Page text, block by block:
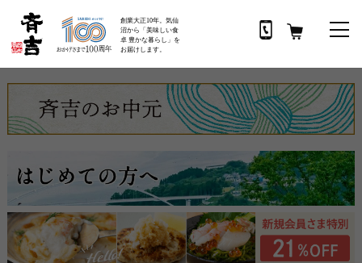
創業大正10年。気仙
沼から「美味しい食
卓 豊かな暮らし」を
お届けします。